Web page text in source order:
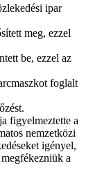
ipar
meg, ezzel
be, ezzel az
foglalt
figyelmeztette a
nemzetközi
igényel,
a